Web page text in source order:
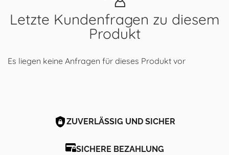
Letzte Kundenfragen zu diesem
Produkt
Es liegen keine Anfragen für dieses Produkt vor
ZUVERLÄSSIG UND SICHER
SICHERE BEZAHLUNG